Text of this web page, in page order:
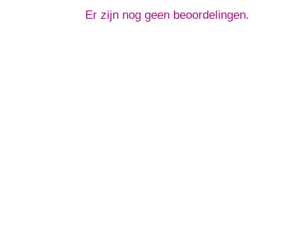
Er zijn nog geen beoordelingen.